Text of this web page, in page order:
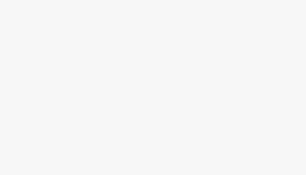
стационарные полки - 10кг,